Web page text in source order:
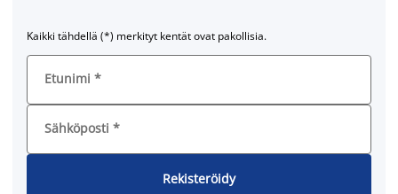
Kaikki tähdellä (*) merkityt kentät ovat pakollisia.
Etunimi *
Sähköposti *
Rekisteröidy